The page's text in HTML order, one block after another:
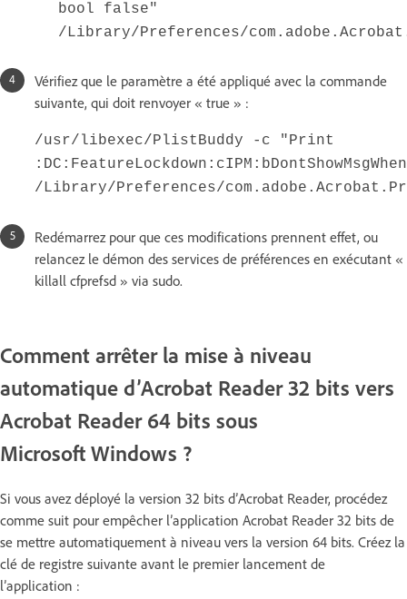
bool false"
/Library/Preferences/
Vérifiez que le paramètre a été appliqué avec la commande
suivante, qui doit renvoyer « true » :
/usr/libexec/PlistBuddy -c "Print
/Library/Preferences/
Redémarrez pour que ces modifications prennent effet, ou
relancez le démon des services de préférences en exécutant «
killall cfprefsd » via sudo.
Comment arrêter la mise à niveau
automatique d’Acrobat Reader 32 bits vers
Acrobat Reader 64 bits sous
Microsoft Windows ?
Si vous avez déployé la version 32 bits d’Acrobat Reader, procédez
comme suit pour empêcher l’application Acrobat Reader 32 bits de
se mettre automatiquement à niveau vers la version 64 bits. Créez la
clé de registre suivante avant le premier lancement de
l’application :